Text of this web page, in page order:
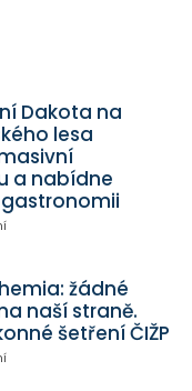
Dakota na
lesa
a nabídne
gastronomii
žádné
naší straně.
šetření ČIŽP